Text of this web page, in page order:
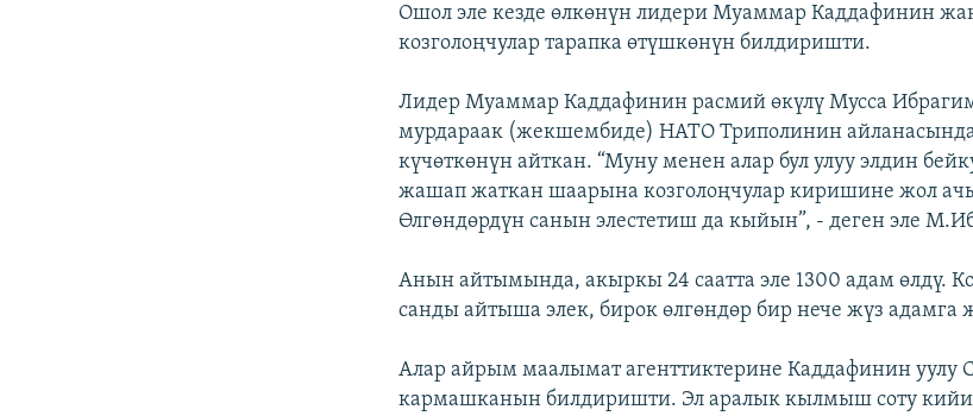
Ошол эле кезде өлкөнүн лидери Муаммар Каддафинин
козголоңчулар тарапка өтүшкөнүн билдиришти.
Лидер Муаммар Каддафинин расмий өкүлү Мусса
мурдараак (жекшембиде) НАТО Триполинин
күчөткөнүн айткан. “Муну менен алар бул улуу элдин
жашап жаткан шаарына козголоңчулар киришине жол
Өлгөндөрдүн санын элестетиш да кыйын”, - деген эле
Анын айтымында, акыркы 24 саатта эле 1300 адам өлдү.
санды айтыша элек, бирок өлгөндөр бир нече жүз адамга
Алар айрым маалымат агенттиктерине Каддафинин уулу
кармашканын билдиришти. Эл аралык кылмыш соту